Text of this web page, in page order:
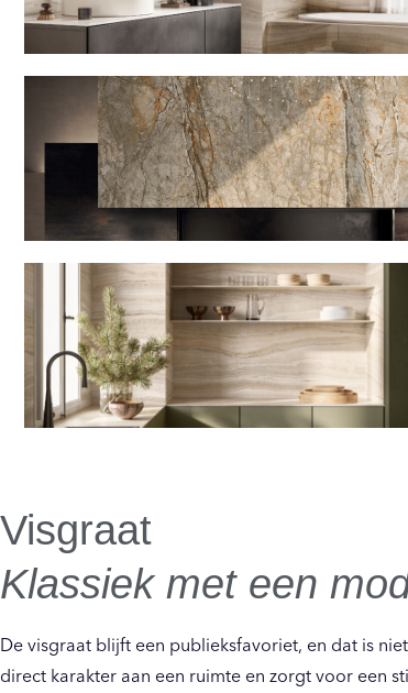
Visgraat
Klassiek met een
De visgraat blijft een publieksfavoriet, en dat is
direct karakter aan een ruimte en zorgt voor een